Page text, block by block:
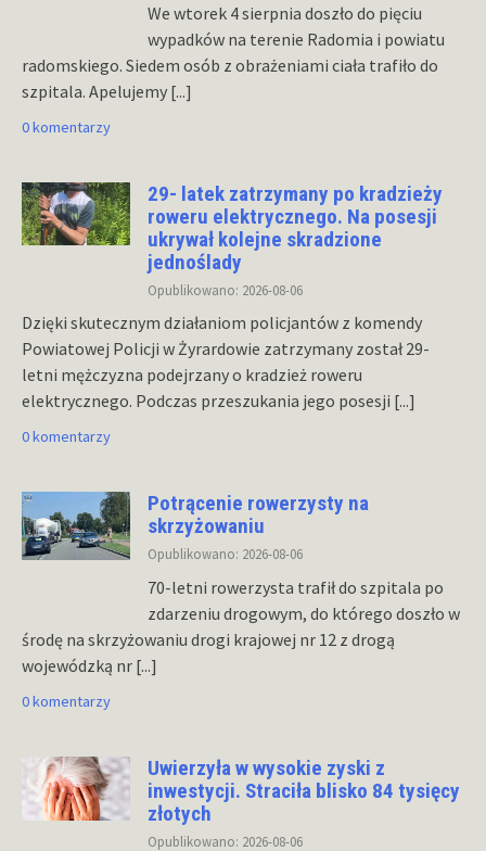
We wtorek 4 sierpnia doszło do pięciu
wypadków na terenie Radomia i powiatu
radomskiego. Siedem osób z obrażeniami ciała trafiło do
szpitala. Apelujemy [...]
0 komentarzy
29- latek zatrzymany po kradzieży
roweru elektrycznego. Na posesji
ukrywał kolejne skradzione
jednoślady
Opublikowano: 2026-08-06
Dzięki skutecznym działaniom policjantów z komendy
Powiatowej Policji w Żyrardowie zatrzymany został 29-
letni mężczyzna podejrzany o kradzież roweru
elektrycznego. Podczas przeszukania jego posesji [...]
0 komentarzy
Potrącenie rowerzysty na
skrzyżowaniu
Opublikowano: 2026-08-06
70-letni rowerzysta trafił do szpitala po
zdarzeniu drogowym, do którego doszło w
środę na skrzyżowaniu drogi krajowej nr 12 z drogą
wojewódzką nr [...]
0 komentarzy
Uwierzyła w wysokie zyski z
inwestycji. Straciła blisko 84 tysięcy
złotych
Opublikowano: 2026-08-06